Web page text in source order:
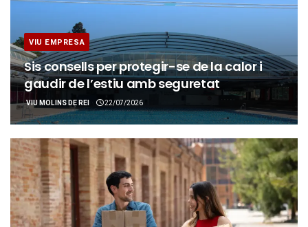
VIU EMPRESA
Sis consells per protegir-se de la calor i
gaudir de l’estiu amb seguretat
VIU MOLINS DE REI 22/07/2026